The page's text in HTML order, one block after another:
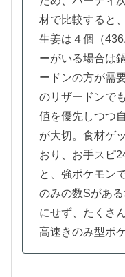
材で比較すると
生姜は４個（
ーがいる場合は
ードンの方が需
のリザードンで
値を優先しつつ
が大切。食材ゲ
おり、お手スピ
と、強ポケモン
のみの数Sがあ
にせず、たくさ
高速きのみ型ポ